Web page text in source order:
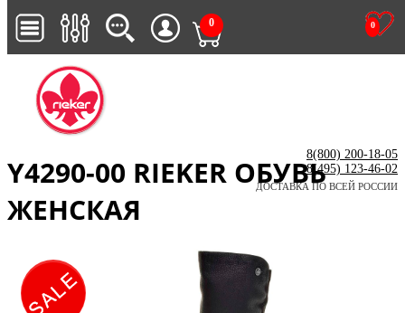
0
0
8(800) 200-18-05
8(495) 123-46-02
ДОСТАВКА ПО ВСЕЙ РОССИИ
Y4290-00 RIEKER ОБУВЬ
ЖЕНСКАЯ